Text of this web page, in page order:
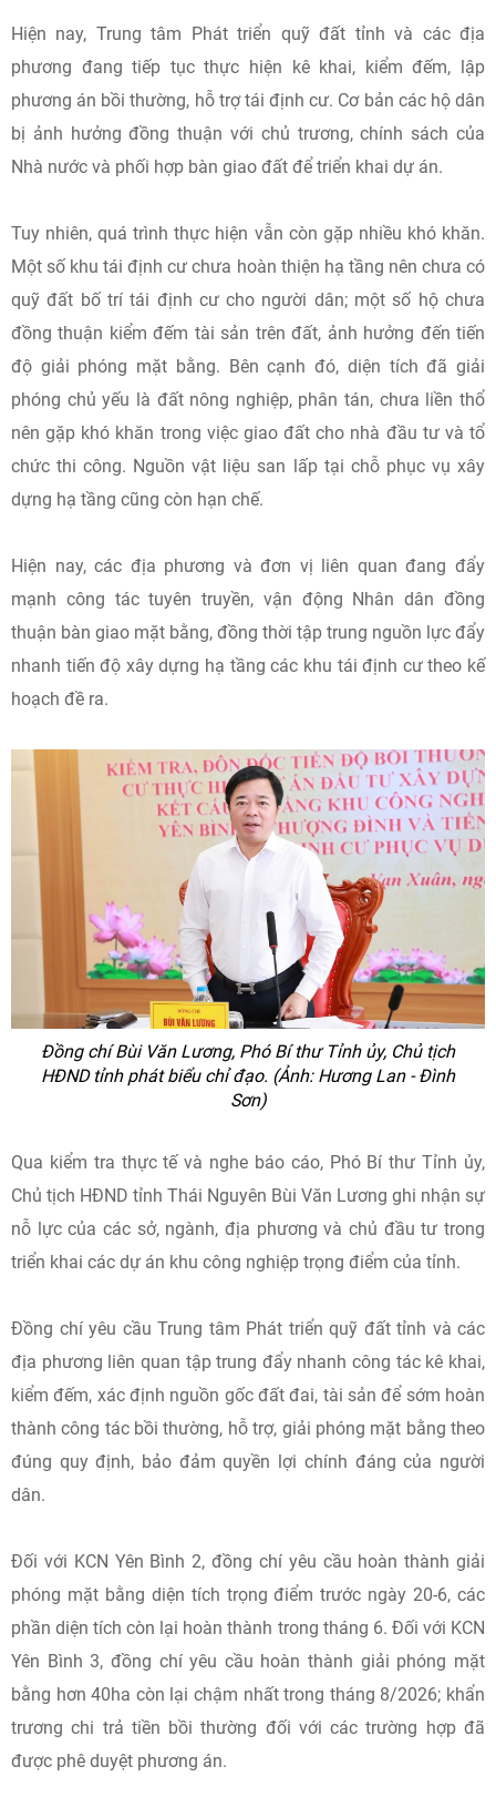
Hiện nay, Trung tâm Phát triển quỹ đất tỉnh và các địa
phương đang tiếp tục thực hiện kê khai, kiểm đếm, lập
phương án bồi thường, hỗ trợ tái định cư. Cơ bản các hộ dân
bị ảnh hưởng đồng thuận với chủ trương, chính sách của
Nhà nước và phối hợp bàn giao đất để triển khai dự án.
Tuy nhiên, quá trình thực hiện vẫn còn gặp nhiều khó khăn.
Một số khu tái định cư chưa hoàn thiện hạ tầng nên chưa có
quỹ đất bố trí tái định cư cho người dân; một số hộ chưa
đồng thuận kiểm đếm tài sản trên đất, ảnh hưởng đến tiến
độ giải phóng mặt bằng. Bên cạnh đó, diện tích đã giải
phóng chủ yếu là đất nông nghiệp, phân tán, chưa liền thổ
nên gặp khó khăn trong việc giao đất cho nhà đầu tư và tổ
chức thi công. Nguồn vật liệu san lấp tại chỗ phục vụ xây
dựng hạ tầng cũng còn hạn chế.
Hiện nay, các địa phương và đơn vị liên quan đang đẩy
mạnh công tác tuyên truyền, vận động Nhân dân đồng
thuận bàn giao mặt bằng, đồng thời tập trung nguồn lực đẩy
nhanh tiến độ xây dựng hạ tầng các khu tái định cư theo kế
hoạch đề ra.
Đồng chí Bùi Văn Lương, Phó Bí thư Tỉnh ủy, Chủ tịch
HĐND tỉnh phát biểu chỉ đạo. (Ảnh: Hương Lan - Đình
Sơn)
Qua kiểm tra thực tế và nghe báo cáo, Phó Bí thư Tỉnh ủy,
Chủ tịch HĐND tỉnh Thái Nguyên Bùi Văn Lương ghi nhận sự
nỗ lực của các sở, ngành, địa phương và chủ đầu tư trong
triển khai các dự án khu công nghiệp trọng điểm của tỉnh.
Đồng chí yêu cầu Trung tâm Phát triển quỹ đất tỉnh và các
địa phương liên quan tập trung đẩy nhanh công tác kê khai,
kiểm đếm, xác định nguồn gốc đất đai, tài sản để sớm hoàn
thành công tác bồi thường, hỗ trợ, giải phóng mặt bằng theo
đúng quy định, bảo đảm quyền lợi chính đáng của người
dân.
Đối với KCN Yên Bình 2, đồng chí yêu cầu hoàn thành giải
phóng mặt bằng diện tích trọng điểm trước ngày 20-6, các
phần diện tích còn lại hoàn thành trong tháng 6. Đối với KCN
Yên Bình 3, đồng chí yêu cầu hoàn thành giải phóng mặt
bằng hơn 40ha còn lại chậm nhất trong tháng 8/2026; khẩn
trương chi trả tiền bồi thường đối với các trường hợp đã
được phê duyệt phương án.